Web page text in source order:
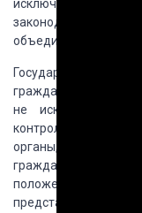
исключительно
объединений
Государство не
граждан,
не исключает
контроля за
органы, которые
граждан,
положений
представителей